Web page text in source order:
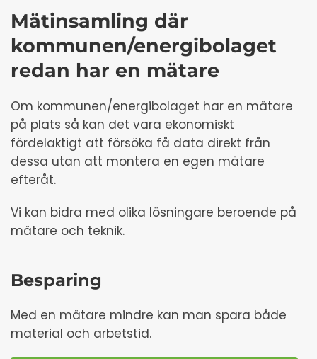
Mätinsamling där
kommunen/energibolaget
redan har en mätare
Om kommunen/energibolaget har en mätare
på plats så kan det vara ekonomiskt
fördelaktigt att försöka få data direkt från
dessa utan att montera en egen mätare
efteråt.
Vi kan bidra med olika lösningare beroende på
mätare och teknik.
Besparing
Med en mätare mindre kan man spara både
material och arbetstid.